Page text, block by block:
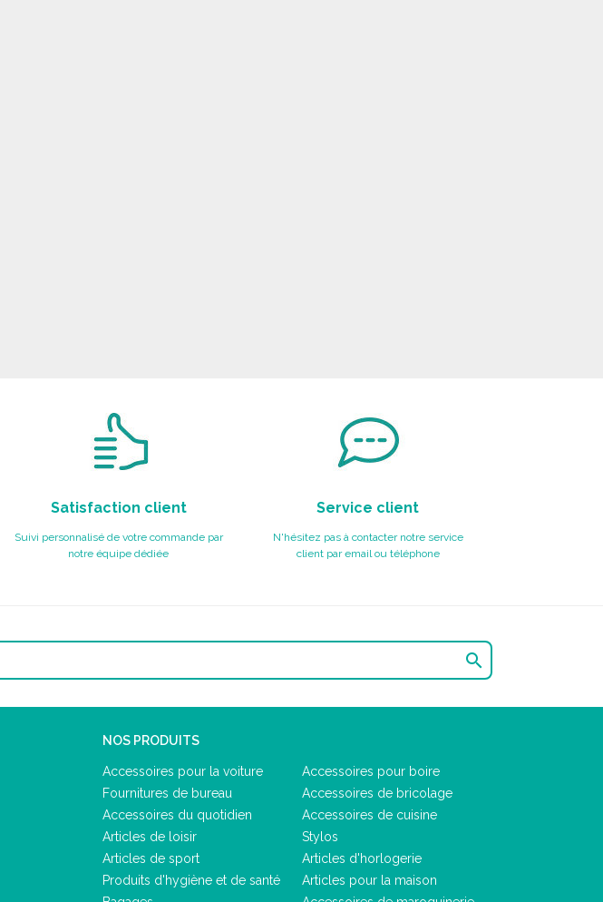
Satisfaction client
Suivi personnalisé de votre commande par
notre équipe dédiée
Service client
N'hésitez pas à contacter notre service
client par email ou téléphone

NOS PRODUITS
Accessoires pour la voiture
Fournitures de bureau
Accessoires du quotidien
Articles de loisir
Articles de sport
Produits d'hygiène et de santé
Accessoires pour boire
Accessoires de bricolage
Accessoires de cuisine
Stylos
Articles d'horlogerie
Articles pour la maison